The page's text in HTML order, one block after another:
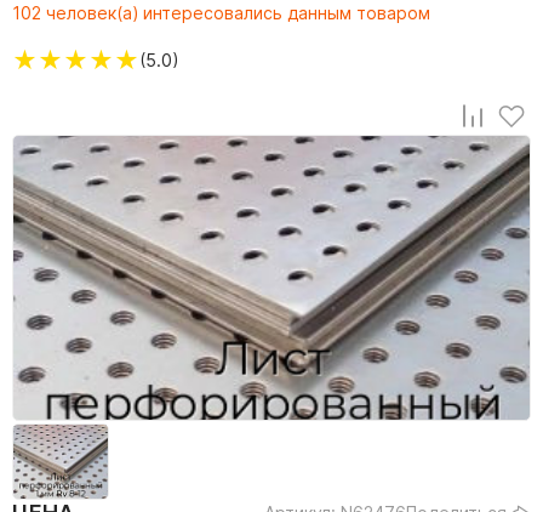
102 человек(а) интересовались данным товаром
★★★★★(5.0)